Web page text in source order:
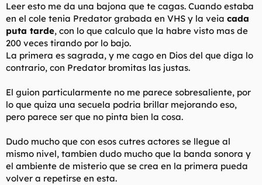
Leer esto me da una bajona que te cagas. Cuando estaba
en el cole tenia Predator grabada en VHS y la veia cada
puta tarde, con lo que calculo que la habre visto mas de
200 veces tirando por lo bajo.
La primera es sagrada, y me cago en Dios del que diga lo
contrario, con Predator bromitas las justas.
El guion particularmente no me parece sobresaliente, por
lo que quiza una secuela podria brillar mejorando eso,
pero parece ser que no pinta bien la cosa.
Dudo mucho que con esos cutres actores se llegue al
mismo nivel, tambien dudo mucho que la banda sonora y
el ambiente de misterio que se crea en la primera pueda
volver a repetirse en esta.